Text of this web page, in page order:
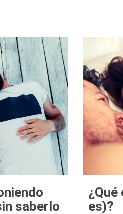
saberlo
¿Qué
es)?